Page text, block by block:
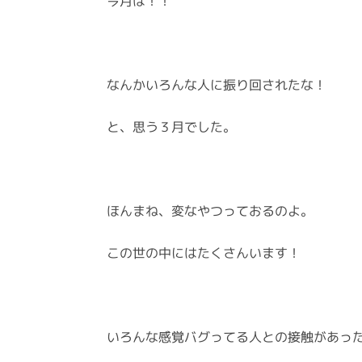
なんかいろんな人に振り回されたな！
と、思う３月でした。
ほんまね、変なやつっておるのよ。
この世の中にはたくさんいます！
いろんな感覚バグってる人との接触があっ